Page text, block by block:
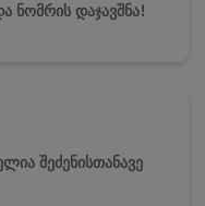
ნომრის დაჯავშნა!
შეძენისთანავე